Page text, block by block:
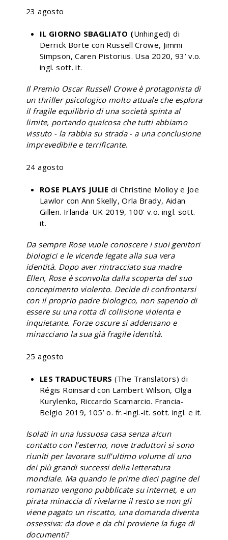
23 agosto
IL GIORNO SBAGLIATO (Unhinged) di
Derrick Borte con Russell Crowe, Jimmi
Simpson, Caren Pistorius. Usa 2020, 93’ v.o.
ingl. sott. it.
Il Premio Oscar Russell Crowe è protagonista di
un thriller psicologico molto attuale che esplora
il fragile equilibrio di una società spinta al
limite, portando qualcosa che tutti abbiamo
vissuto - la rabbia su strada - a una conclusione
imprevedibile e terrificante.
24 agosto
ROSE PLAYS JULIEdi Christine Molloy e Joe
Lawlor con Ann Skelly, Orla Brady, Aidan
Gillen. Irlanda-UK 2019, 100’ v.o. ingl. sott.
it.
Da sempre Rose vuole conoscere i suoi genitori
biologici e le vicende legate alla sua vera
identità. Dopo aver rintracciato sua madre
Ellen, Rose è sconvolta dalla scoperta del suo
concepimento violento. Decide di confrontarsi
con il proprio padre biologico, non sapendo di
essere su una rotta di collisione violenta e
inquietante. Forze oscure si addensano e
minacciano la sua già fragile identità.
25 agosto
LES TRADUCTEURS (The Translators) di
Régis Roinsard con Lambert Wilson, Olga
Kurylenko, Riccardo Scamarcio. Francia-
Belgio 2019, 105’ o. fr.-ingl.-it. sott. ingl. e it.
Isolati in una lussuosa casa senza alcun
contatto con l’esterno, nove traduttori si sono
riuniti per lavorare sull’ultimo volume di uno
dei più grandi successi della letteratura
mondiale. Ma quando le prime dieci pagine del
romanzo vengono pubblicate su internet, e un
pirata minaccia di rivelarne il resto se non gli
viene pagato un riscatto, una domanda diventa
ossessiva: da dove e da chi proviene la fuga di
documenti?